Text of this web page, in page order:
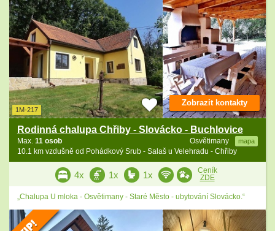
1M-217
Rodinná chalupa Chřiby - Slovácko - Buchlovice
Osvětimany mapa
Max. 11 osob
10.1 km vzdušně od Pohádkový Srub - Salaš u Velehradu - Chřiby
Zobrazit kontakty
4x 1x 1x
Ceník
ZDE
„Chalupa U mloka - Osvětimany - Staré Město - ubytování Slovácko.“